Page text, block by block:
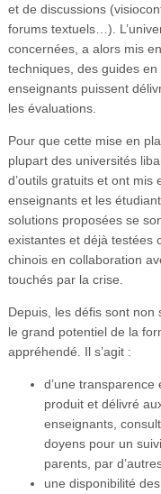
et de discussions
forums textuels…).
concernées, a alors mis
techniques, des guides
enseignants puissent
les évaluations.
Pour que cette mise en
plupart des universités
d’outils gratuits et ont mis
enseignants et les
solutions proposées se
existantes et déjà testées
chinois en collaboration
touchés par la crise.
Depuis, les défis sont non
le grand potentiel de la
appréhendé. Il s’agit :
d’une transparence
produit et délivré
enseignants,
doyens pour un
parents, par
une disponibilité